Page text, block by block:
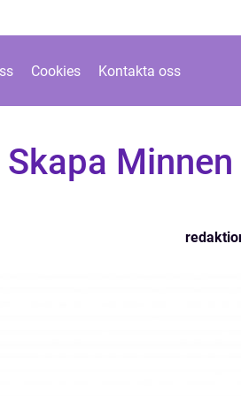
Cookies Kontakta oss
Minnen